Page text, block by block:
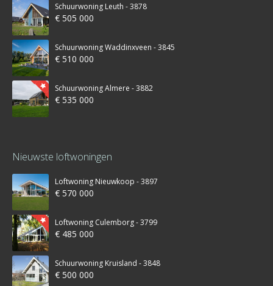
Schuurwoning Leuth - 3878
€ 505 000
Schuurwoning Waddinxveen - 3845
€ 510 000
Schuurwoning Almere - 3882
€ 535 000
Nieuwste loftwoningen
Loftwoning Nieuwkoop - 3897
€ 570 000
Loftwoning Culemborg - 3799
€ 485 000
Schuurwoning Kruisland - 3848
€ 500 000